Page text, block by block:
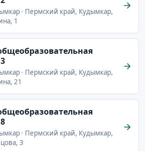
· Пермский край, Кудымкар,
1
· Пермский край, Кудымкар,
21
· Пермский край, Кудымкар,
3